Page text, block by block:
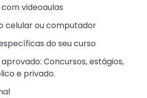
com videoaulas
celular ou computador
do seu curso
Concursos, estágios,
e privado.